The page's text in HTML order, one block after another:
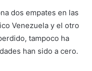
dos empates en las
Venezuela y el otro
tampoco ha
han sido a cero.